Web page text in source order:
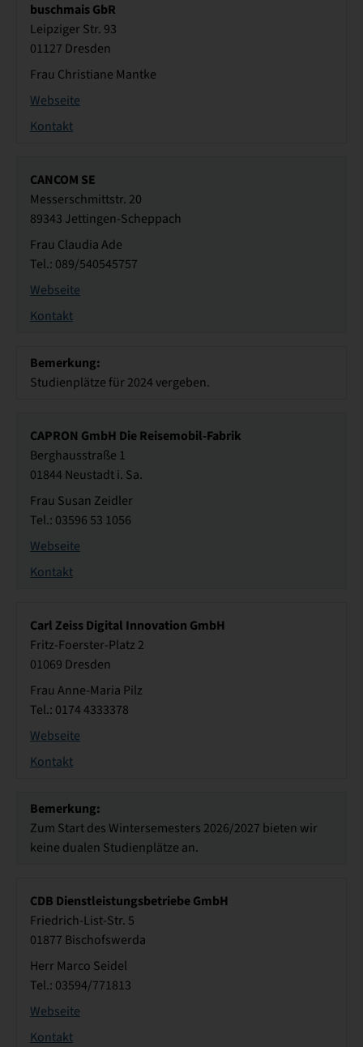
buschmais GbR
Leipziger Str. 93
01127 Dresden
Frau Christiane Mantke
Webseite
Kontakt
CANCOM SE
Messerschmittstr. 20
89343 Jettingen-Scheppach
Frau Claudia Ade
Tel.: 089/540545757
Webseite
Kontakt
Bemerkung:
Studienplätze für 2024 vergeben.
CAPRON GmbH Die Reisemobil-Fabrik
Berghausstraße 1
01844 Neustadt i. Sa.
Frau Susan Zeidler
Tel.: 03596 53 1056
Webseite
Kontakt
Carl Zeiss Digital Innovation GmbH
Fritz-Foerster-Platz 2
01069 Dresden
Frau Anne-Maria Pilz
Tel.: 0174 4333378
Webseite
Kontakt
Bemerkung:
Zum Start des Wintersemesters 2026/2027 bieten wir
keine dualen Studienplätze an.
CDB Dienstleistungsbetriebe GmbH
Friedrich-List-Str. 5
01877 Bischofswerda
Herr Marco Seidel
Tel.: 03594/771813
Webseite
Kontakt